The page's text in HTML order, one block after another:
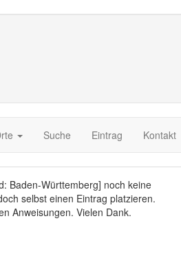
Suche Eintrag Kontakt
Baden-Württemberg] noch keine
selbst einen Eintrag platzieren.
Anweisungen. Vielen Dank.